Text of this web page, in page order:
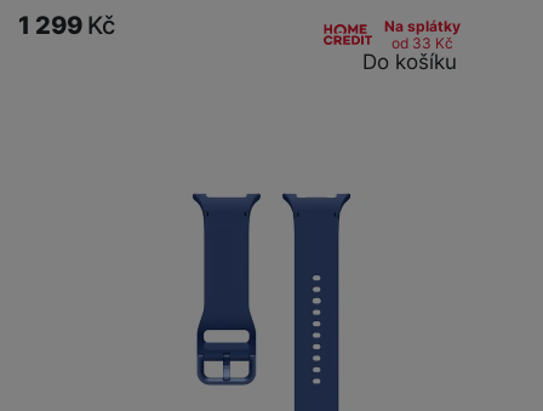
1 299 Kč
Na splátky
od 33 Kč
Do košíku